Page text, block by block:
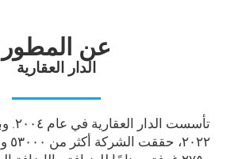
عن المطور
الدار العقارية
تأسست